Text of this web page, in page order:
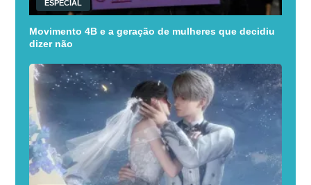
ESPECIAL
Movimento 4B e a geração de mulheres que decidiu
dizer não